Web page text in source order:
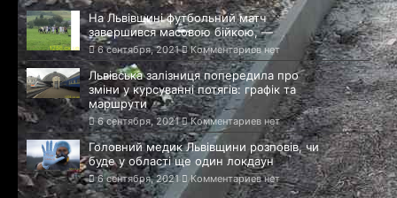
На Львівщині футбольний матч
завершився масовою бійкою, —
6 сентября, 2021 Комментариев нет
Львівська залізниця попередила про
зміни у курсуванні потягів: графік та
маршрути
6 сентября, 2021 Комментариев нет
Головний медик Львівщини розповів, чи
буде у області ще один локдаун
6 сентября, 2021 Комментариев нет